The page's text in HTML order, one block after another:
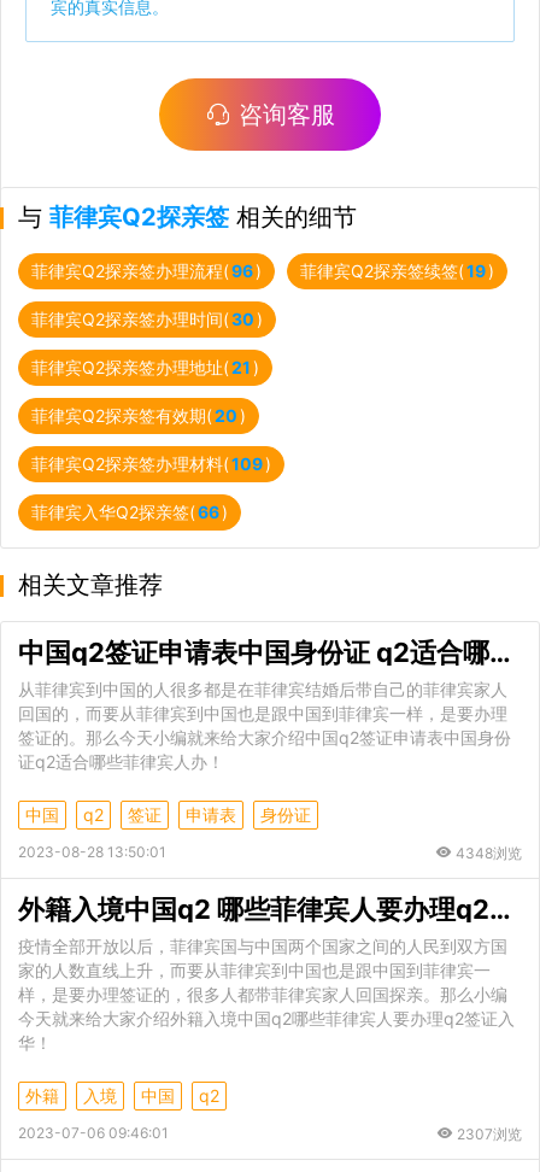
宾的真实信息。
咨询客服
与 菲律宾Q2探亲签 相关的细节
菲律宾Q2探亲签办理流程(96) 菲律宾Q2探亲签续签(19)
菲律宾Q2探亲签办理时间(30)
菲律宾Q2探亲签办理地址(21)
菲律宾Q2探亲签有效期(20)
菲律宾Q2探亲签办理材料(109)
菲律宾入华Q2探亲签(66)
相关文章推荐
中国q2签证申请表中国身份证 q2适合哪些菲律宾人办
从菲律宾到中国的人很多都是在菲律宾结婚后带自己的菲律宾家人
回国的，而要从菲律宾到中国也是跟中国到菲律宾一样，是要办理
签证的。那么今天小编就来给大家介绍中国q2签证申请表中国身份
证q2适合哪些菲律宾人办！
中国 q2 签证 申请表 身份证
2023-08-28 13:50:01 4348浏览
外籍入境中国q2 哪些菲律宾人要办理q2签证入华
疫情全部开放以后，菲律宾国与中国两个国家之间的人民到双方国
家的人数直线上升，而要从菲律宾到中国也是跟中国到菲律宾一
样，是要办理签证的，很多人都带菲律宾家人回国探亲。那么小编
今天就来给大家介绍外籍入境中国q2哪些菲律宾人要办理q2签证入
华！
外籍 入境 中国 q2
2023-07-06 09:46:01 2307浏览